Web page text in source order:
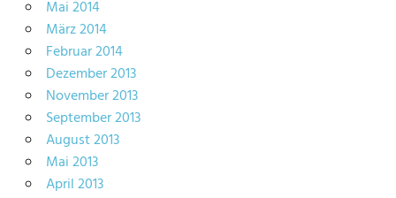
Mai 2014
März 2014
Februar 2014
Dezember 2013
November 2013
September 2013
August 2013
Mai 2013
April 2013